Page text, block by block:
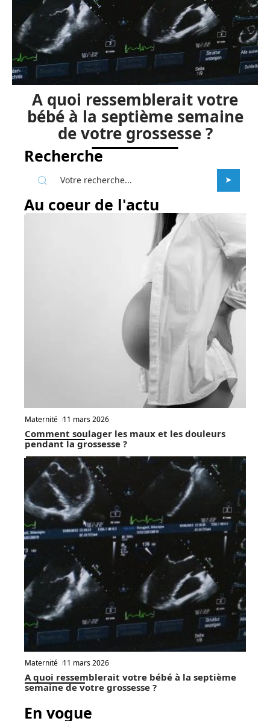
A quoi ressemblerait votre
bébé à la septième semaine
de votre grossesse ?
Recherche
Au coeur de l'actu
Maternité 11 mars 2026
Comment soulager les maux et les douleurs
pendant la grossesse ?
Maternité 11 mars 2026
A quoi ressemblerait votre bébé à la septième
semaine de votre grossesse ?
En vogue